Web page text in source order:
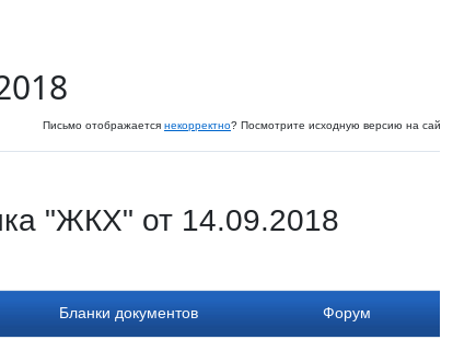
Письмо отображается некорректно? Посмотрите исходную версию на
"ЖКХ" от 14.09.2018
Бланки документов Форум